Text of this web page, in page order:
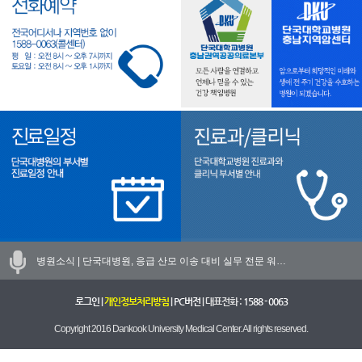
병원소식 | 단국대병원, 응급 산모 이송 대비 실무 전문 워…
로그인| 개인정보처리방침| PC버전| 대표전화 : 1588 - 0063
Copyright 2016 Dankook University Medical Center. All rights reserved.